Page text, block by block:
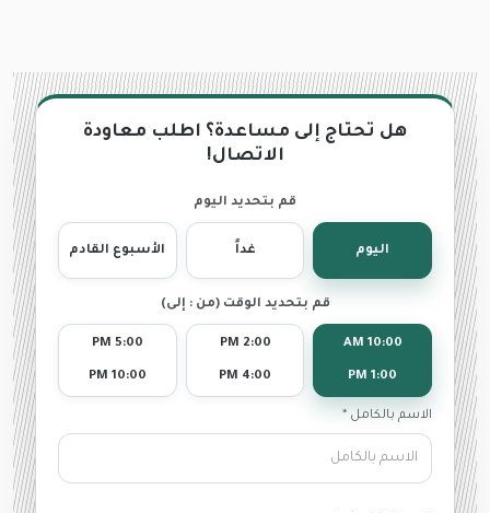
هل تحتاج إلى مساعدة؟ اطلب معاودة
الاتصال!
قم بتحديد اليوم
اليوم غداً الأسبوع القادم
قم بتحديد الوقت (من : إلى)
10:00 AM
1:00 PM
2:00 PM
4:00 PM
5:00 PM
10:00 PM
الاسم بالكامل *